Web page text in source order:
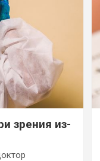
зрения из-